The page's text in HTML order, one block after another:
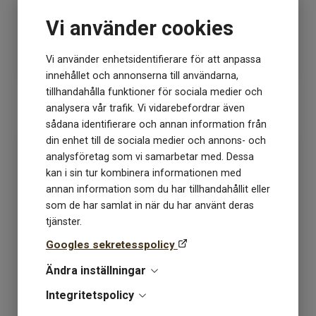
Vi använder cookies
Vi använder enhetsidentifierare för att anpassa
innehållet och annonserna till användarna,
tillhandahålla funktioner för sociala medier och
analysera vår trafik. Vi vidarebefordrar även
sådana identifierare och annan information från
din enhet till de sociala medier och annons- och
analysföretag som vi samarbetar med. Dessa
kan i sin tur kombinera informationen med
annan information som du har tillhandahållit eller
som de har samlat in när du har använt deras
tjänster.
Googles sekretesspolicy
Ändra inställningar
Integritetspolicy
Lagerstatus: 18
119
KÖP
Lagerstatus: 8
119
KÖP
chip cookie